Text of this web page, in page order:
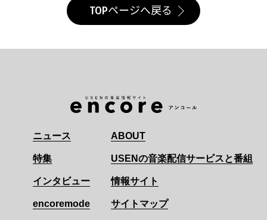
TOPページへ戻る
ニュース
特集
インタビュー
encoremode
ABOUT
USENの音楽配信サービスと番組
情報サイト
サイトマップ